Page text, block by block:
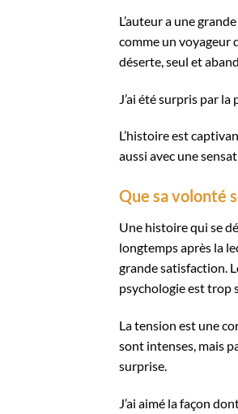
L’auteur a une
comme un voyageur
déserte, seul et
J’ai été surpris par
L’histoire est
aussi avec une
Que sa volonté
Une histoire qui se
longtemps après la
grande satisfaction.
psychologie est trop
La tension est une
sont intenses, mais
surprise.
J’ai aimé la façon